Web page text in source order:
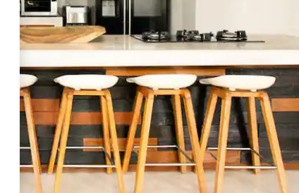
met je de pijltjestoetsen omhoog en omlaag, óf door te